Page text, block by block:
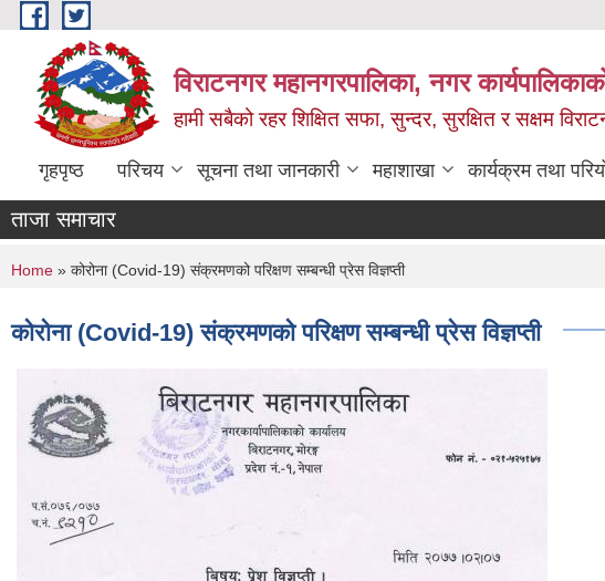
Skip to main content
विराटनगर महानगरपालिका, नगर
हामी सबैको रहर शिक्षित सफा, सुन्दर, सुरक्षित र सक्षम
गृहपृष्ठ परिचय सूचना तथा जानकारी महाशाखा कार्यक्रम तथा
ताजा समाचार
You are here
Home » कोरोना (Covid-19) संक्रमणको परिक्षण सम्बन्धी प्रेस विज्ञप्ती
कोरोना (Covid-19) संक्रमणको परिक्षण सम्बन्धी प्रेस विज्ञप्ती